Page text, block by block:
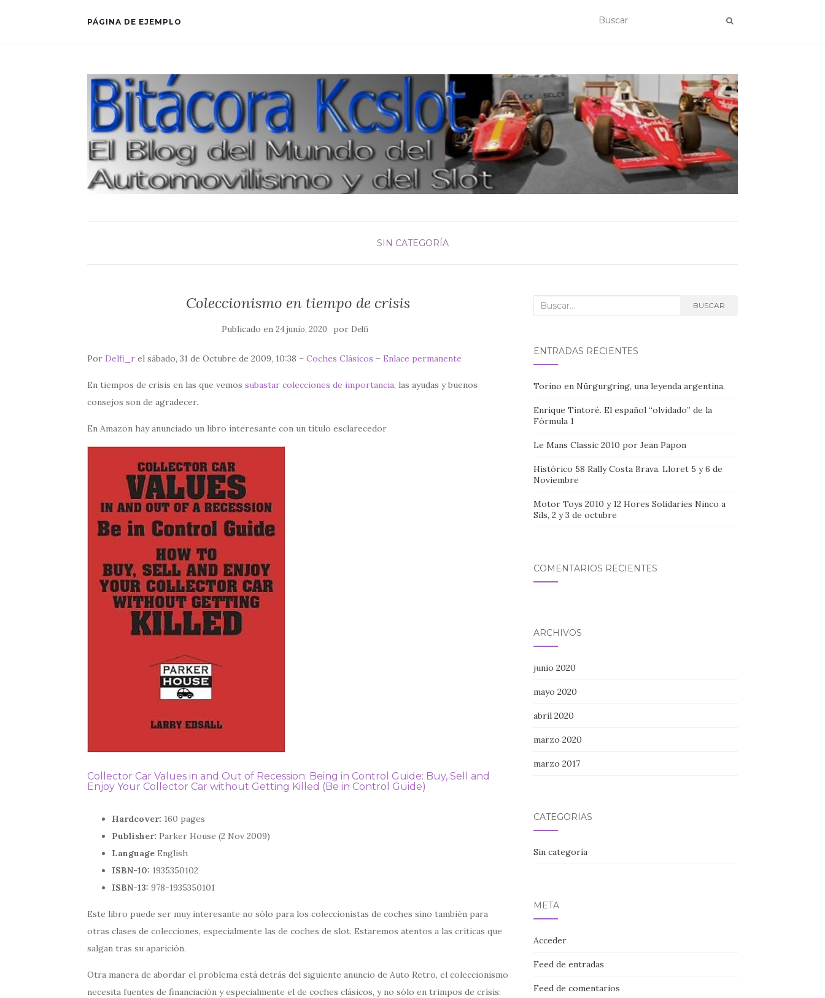
PÁGINA DE EJEMPLO
SIN CATEGORÍA
Coleccionismo en tiempo de crisis
Publicado en 24 junio, 2020 por Delfi
Por Delfi_r el sábado, 31 de Octubre de 2009, 10:38 – Coches Clásicos – Enlace permanente
En tiempos de crisis en las que vemos subastar colecciones de importancia, las ayudas y buenos
consejos son de agradecer.
En Amazon hay anunciado un libro interesante con un título esclarecedor
Collector Car Values in and Out of Recession: Being in Control Guide: Buy, Sell and
Enjoy Your Collector Car without Getting Killed (Be in Control Guide)
Hardcover: 160 pages
Publisher: Parker House (2 Nov 2009)
Language English
ISBN-10: 1935350102
ISBN-13: 978-1935350101
Este libro puede ser muy interesante no sólo para los coleccionistas de coches sino también para
otras clases de colecciones, especialmente las de coches de slot. Estaremos atentos a las críticas que
salgan tras su aparición.
Otra manera de abordar el problema está detrás del siguiente anuncio de Auto Retro, el coleccionismo
necesita fuentes de financiación y especialmente el de coches clásicos, y no sólo en trimpos de crísis:
Buscar: BUSCAR
ENTRADAS RECIENTES
Torino en Nürgurgring, una leyenda argentina.
Enrique Tintoré. El español “olvidado” de la
Fórmula 1
Le Mans Classic 2010 por Jean Papon
Histórico 58 Rally Costa Brava. Lloret 5 y 6 de
Noviembre
Motor Toys 2010 y 12 Hores Solidaries Ninco a
Sils, 2 y 3 de octubre
COMENTARIOS RECIENTES
ARCHIVOS
junio 2020
mayo 2020
abril 2020
marzo 2020
marzo 2017
CATEGORÍAS
Sin categoría
META
Acceder
Feed de entradas
Feed de comentarios